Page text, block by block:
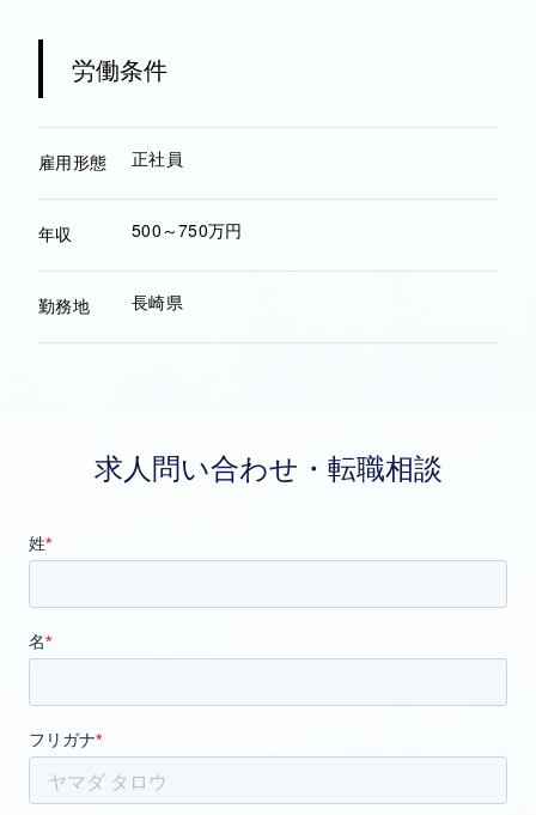
労働条件
雇用形態 正社員
年収 500～750万円
勤務地 長崎県
求人問い合わせ・転職相談